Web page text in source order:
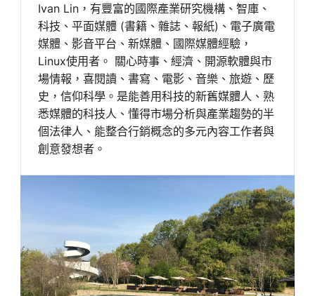
Ivan Lin，有豐富的國際產業研究機構、智庫、
科技、平面媒體 (書籍、雜誌、報紙)、電子廣電
媒體、影音平台、新媒體、國際媒體經驗，
Linux使用者。 關心時事、經濟、開源軟體與市
場情報，喜閱讀、書寫、電影、音樂、旅遊、歷
史，信仰科學。是能善用科技的新舊媒體人、熟
悉媒體的科技人、懂得市場分析與產業趨勢的半
個法律人、能整合行銷概念的多元內容工作者與
創意發想者。